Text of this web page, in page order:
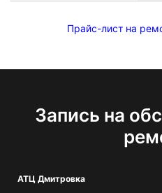
Прайс-лист на
Запись на
АТЦ Дмитровка